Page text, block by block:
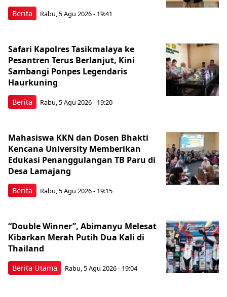
Berita Rabu, 5 Agu 2026 - 19:41
Berita
Safari Kapolres Tasikmalaya ke
Pesantren Terus Berlanjut, Kini
Sambangi Ponpes Legendaris
Haurkuning
Rabu, 5 Agu 2026 - 19:20
Berita
Mahasiswa KKN dan Dosen Bhakti
Kencana University Memberikan
Edukasi Penanggulangan TB Paru di
Desa Lamajang
Rabu, 5 Agu 2026 - 19:15
Berita Utama
“Double Winner”, Abimanyu Melesat
Kibarkan Merah Putih Dua Kali di
Thailand
Rabu, 5 Agu 2026 - 19:04